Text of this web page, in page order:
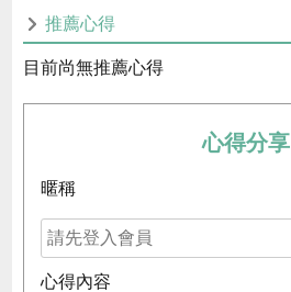
推薦心得
目前尚無推薦心得
心得分享
暱稱
心得內容